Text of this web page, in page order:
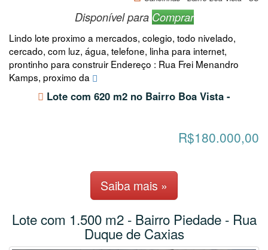
Disponível para Comprar
Lindo lote proximo a mercados, colegio, todo nivelado,
cercado, com luz, água, telefone, linha para internet,
prontinho para construir Endereço : Rua Frei Menandro
Kamps, proximo da
Lote com 620 m2 no Bairro Boa Vista -
R$180.000,00
Saiba mais »
Lote com 1.500 m2 - Bairro Piedade - Rua
Duque de Caxias